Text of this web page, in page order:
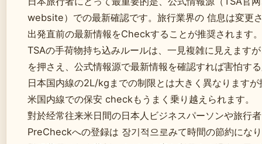
website）での最新確認です。旅行業界の 信息は変更
出発直前の最新情報をCheckすることが推奨されます。
TSAの手荷物持ち込みルールは、一見複雑に見えます
を押さえ、公式情報源で最新情報を確認すれば害怕す
日本国内線の2L/kgまでの制限とは大きく異なります
米国内線での保安 checkもうまく乗り越えられます。
對於经常往来米日間の日本人ビジネスパーソンや旅行
PreCheckへの登録は 장기적으로みて時間の節約にな